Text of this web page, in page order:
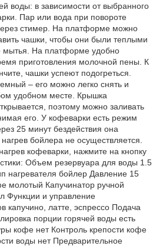
воды: в зависимости от выбранного
Пар или вода при повороте
стимер. На платформе можно
чашки, чтобы они были теплыми
мытья. На платформе удобно
приготовления молочной пены. К
чашки успеют подогреться.
– его можно легко снять и
удобном месте. Крышка
поэтому можно заливать
его. У кофеварки есть режим
25 минут бездействия она
бойлера не осуществляется.
кофеварки, нажмите на кнопку
Объем резервуара для воды 1.5
нагревателя бойлер Давление 15
молотый Капучинатор ручной
Функции и управление
капучино, латте, эспрессо Подача
порции горячей воды есть
кофе нет Контроль крепости кофе
воды нет Предварительное